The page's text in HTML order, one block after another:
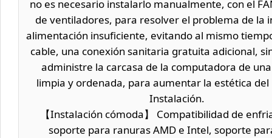
no es necesario instalarlo manualmente, con el
de ventiladores, para resolver el problema de la
alimentación insuficiente, evitando al mismo
cable, una conexión sanitaria gratuita adicional,
administre la carcasa de la computadora de
limpia y ordenada, para aumentar la estética
Instalación.
【Instalación cómoda】 Compatibilidad de
soporte para ranuras AMD e Intel, soporte